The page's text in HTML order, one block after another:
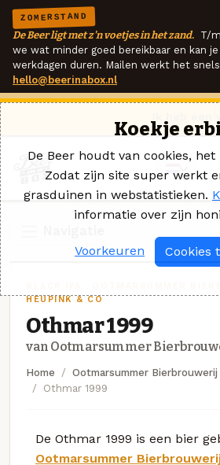
ZOMERSTAND
De Beer ligt met z'n voetjes in het zand. T/
we wat minder goed bereikbaar en kan
werkdagen duren. Mailen werkt het
hello@beerinabox.nl
HEUPINK & CO
Othmar 1999
van Ootmarsummer
Home
Ootmarsummer Bierbrouwerij
Othmar 1999
De Othmar 1999 is een bier
Ootmarsummer
Koekje
De Beer houdt van cookies,
Zodat zijn site super werkt
grasduinen in webstatistieken.
informatie over zijn
Voorkeuren Cookies